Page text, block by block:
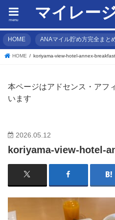
マイレー
menu
HOME ANAマイル貯め方完全まと
HOME koriyama-view-hotel-annex-
本ページはアドセンス・アフ
います
2026.05.12
koriyama-view-hotel-